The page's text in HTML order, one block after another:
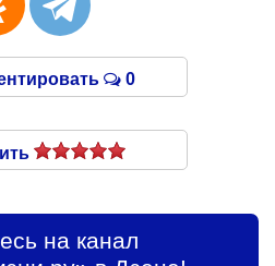
0
на канал